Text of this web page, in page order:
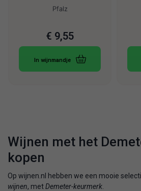
Pfalz
€ 9,55
In wijnmandje
Wijnen met het
kopen
Op wijnen.nl hebben we een mooie
wijnen, metDemeter-keurmerk